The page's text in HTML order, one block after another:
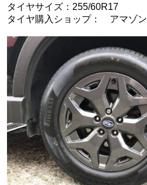
タイヤサイズ：255/60R17
タイヤ購入ショップ： アマゾン